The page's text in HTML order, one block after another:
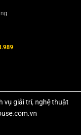
vụ giải trí, nghệ thuật